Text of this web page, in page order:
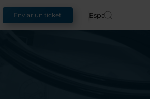
Enviar un ticket Español